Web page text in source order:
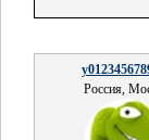
Россия,